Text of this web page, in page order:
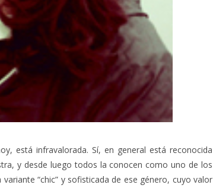
está infravalorada. Sí, en general está reconocida
y desde luego todos la conocen como uno de los
“chic” y sofisticada de ese género, cuyo valor